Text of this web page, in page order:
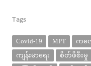
Tags
Covid-19 MPT ကလ
ကျန်းမာရေး
စိတ်ဖိစီးမှု